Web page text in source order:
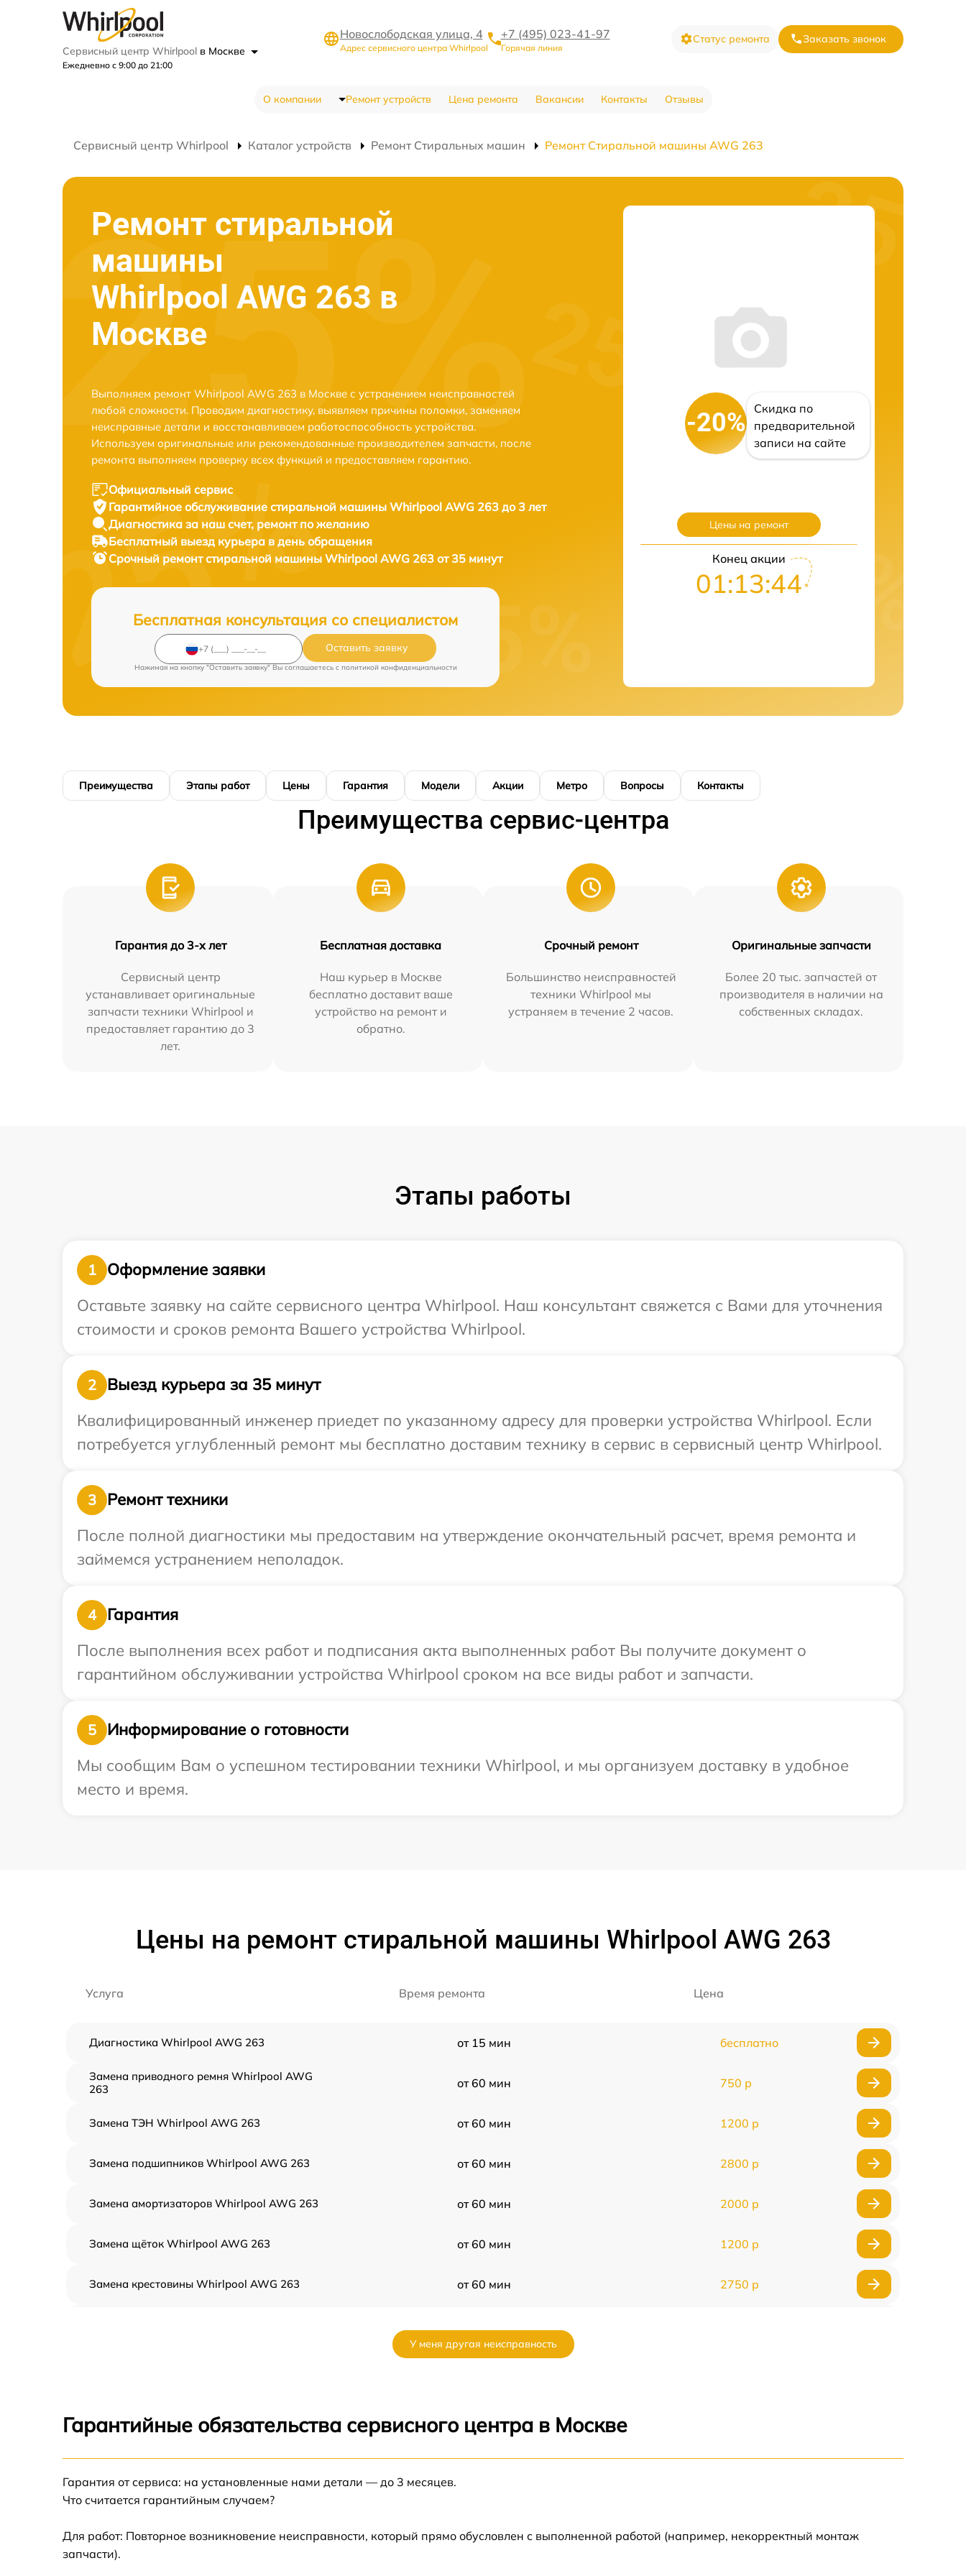
Сервисный центр Whirlpool в Москве
Ежедневно с 9:00 до 21:00
Новослободская улица, 4
Адрес сервисного центра Whirlpool
+7 (495) 023-41-97
Горячая линия
Статус ремонта Заказать звонок
О компании Ремонт устройств Цена ремонта Вакансии Контакты Отзывы
Сервисный центр Whirlpool Каталог устройств Ремонт Стиральных машин Ремонт Стиральной машины AWG 263
Ремонт стиральной
машины
Whirlpool AWG 263 в
Москве
Выполняем ремонт Whirlpool AWG 263 в Москве с устранением неисправностей
любой сложности. Проводим диагностику, выявляем причины поломки, заменяем
неисправные детали и восстанавливаем работоспособность устройства.
Используем оригинальные или рекомендованные производителем запчасти, после
ремонта выполняем проверку всех функций и предоставляем гарантию.
Официальный сервис
Гарантийное обслуживание стиральной машины Whirlpool AWG 263 до 3 лет
Диагностика за наш счет, ремонт по желанию
Бесплатный выезд курьера в день обращения
Срочный ремонтстиральной машины Whirlpool AWG 263 от 35 минут
Бесплатная консультация со специалистом
Оставить заявку
Нажимая на кнопку "Оставить заявку" Вы соглашаетесь c политикой конфиденциальности
-20%
Скидка по
предварительной
записи на сайте
Цены на ремонт
Конец акции
01:13:43
Преимущества Этапы работ Цены Гарантия Модели Акции Метро Вопросы Контакты
Преимущества сервис-центра
Гарантия до 3-х лет
Сервисный центр
устанавливает оригинальные
запчасти техники Whirlpool и
предоставляет гарантию до 3
лет.
Бесплатная доставка
Наш курьер в Москве
бесплатно доставит ваше
устройство на ремонт и
обратно.
Срочный ремонт
Большинство неисправностей
техники Whirlpool мы
устраняем в течение 2 часов.
Оригинальные запчасти
Более 20 тыс. запчастей от
производителя в наличии на
собственных складах.
Этапы работы
1
Оформление заявки
Оставьте заявку на сайте сервисного центра Whirlpool. Наш консультант свяжется с Вами для уточнения
стоимости и сроков ремонта Вашего устройства Whirlpool.
2
Выезд курьера за 35 минут
Квалифицированный инженер приедет по указанному адресу для проверки устройства Whirlpool. Если
потребуется углубленный ремонт мы бесплатно доставим технику в сервис в сервисный центр Whirlpool.
3
Ремонт техники
После полной диагностики мы предоставим на утверждение окончательный расчет, время ремонта и
займемся устранением неполадок.
4
Гарантия
После выполнения всех работ и подписания акта выполненных работ Вы получите документ о
гарантийном обслуживании устройства Whirlpool сроком на все виды работ и запчасти.
5
Информирование о готовности
Мы сообщим Вам о успешном тестировании техники Whirlpool, и мы организуем доставку в удобное
место и время.
Цены на ремонт стиральной машины Whirlpool AWG 263
Услуга Время ремонта Цена
Диагностика Whirlpool AWG 263 от 15 мин бесплатно
Замена приводного ремня Whirlpool AWG
263
от 60 мин 750 р
Замена ТЭН Whirlpool AWG 263 от 60 мин 1200 р
Замена подшипников Whirlpool AWG 263 от 60 мин 2800 р
Замена амортизаторов Whirlpool AWG 263 от 60 мин 2000 р
Замена щёток Whirlpool AWG 263 от 60 мин 1200 р
Замена крестовины Whirlpool AWG 263 от 60 мин 2750 р
Замена УБЛ Whirlpool AWG 263
AWG 263
У меня другая неисправность
Гарантийные обязательства сервисного центра в Москве
Гарантия от сервиса: на установленные нами детали — до 3 месяцев.
Что считается гарантийным случаем?
Для работ: Повторное возникновение неисправности, который прямо обусловлен с выполненной работой (например, некорректный монтаж
запчасти).